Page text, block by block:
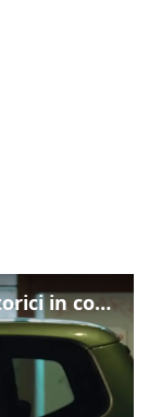
Ketticè diretto da Giovanni Tortorici in concorso al Locarno Film Festival